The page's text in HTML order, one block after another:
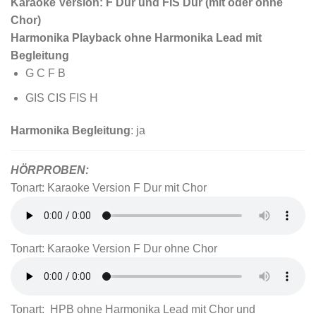
Karaoke Version: F Dur und FIS Dur (mit oder ohne
Chor)
Harmonika Playback ohne Harmonika Lead mit
Begleitung
G C F B
GIS CIS FIS H
Harmonika Begleitung: ja
HÖRPROBEN:
Tonart: Karaoke Version F Dur mit Chor
Tonart: Karaoke Version F Dur ohne Chor
Tonart: HPB ohne Harmonika Lead mit Chor und